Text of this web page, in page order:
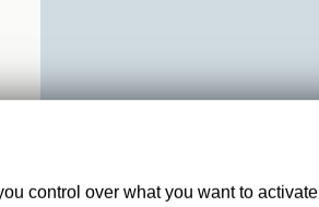
control over what you want to activate